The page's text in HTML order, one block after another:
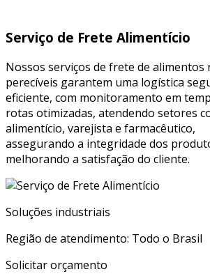
Serviço de Frete Alimentício
Nossos serviços de frete de alimentos
perecíveis garantem uma logística
eficiente, com monitoramento em
rotas otimizadas, atendendo setores
alimentício, varejista e farmacêutico,
assegurando a integridade dos
melhorando a satisfação do cliente.
Soluções industriais
Região de atendimento: Todo o Brasil
Solicitar orçamento